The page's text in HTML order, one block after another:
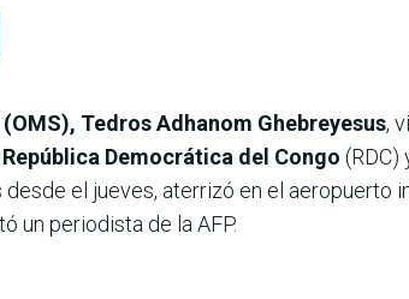
Tedros Adhanom Ghebreyesus,
República Democrática del Congo (RDC)
el jueves, aterrizó en el aeropuerto
un periodista de la AFP.